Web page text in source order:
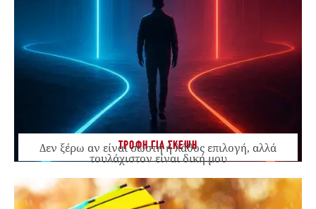
ΤΡΟΦΗ ΓΙΑ ΣΚΕΨΗ
Δεν ξέρω αν είναι σωστή ή λάθος επιλογή, αλλά
τουλάχιστον είναι δική μου